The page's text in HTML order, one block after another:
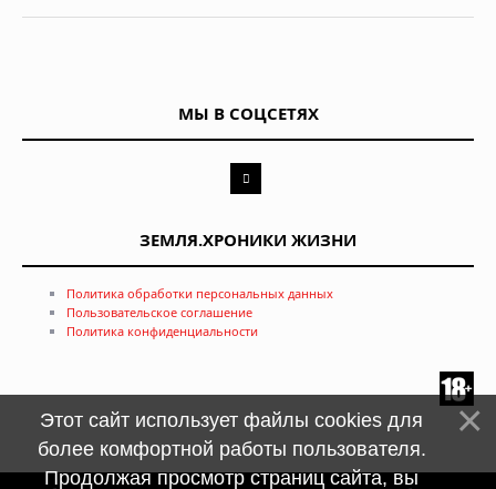
МЫ В СОЦСЕТЯХ
ЗЕМЛЯ.ХРОНИКИ ЖИЗНИ
Политика обработки персональных данных
Пользовательское соглашение
Политика конфиденциальности
Этот сайт использует файлы cookies для
более комфортной работы пользователя.
Продолжая просмотр страниц сайта, вы